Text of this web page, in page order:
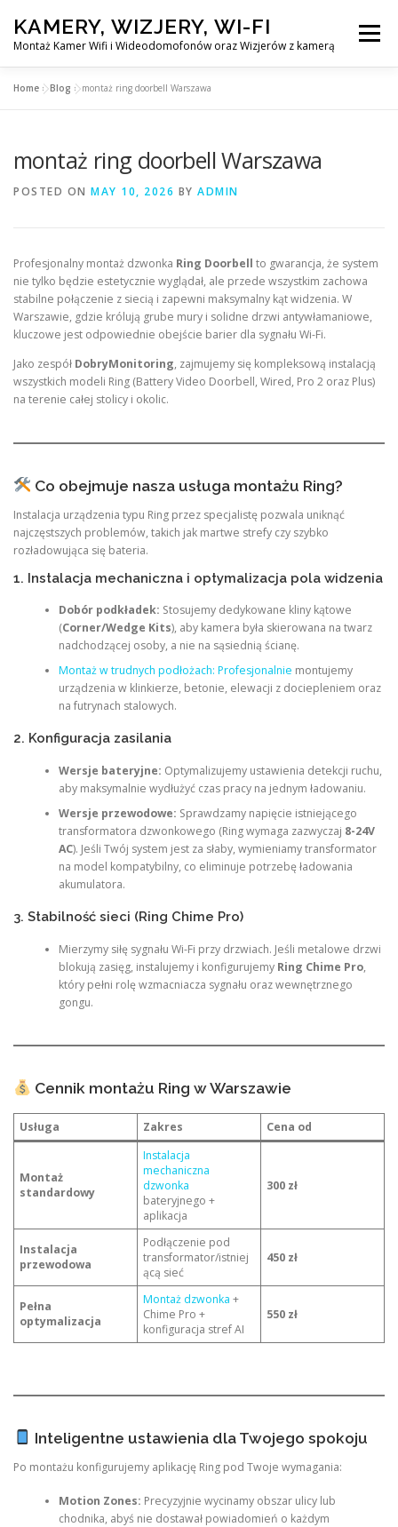
content
KAMERY, WIZJERY, WI-FI
Montaż Kamer Wifi i Wideodomofonów oraz Wizjerów z kamerą
Menu
MONTAŻ WIDEDOMOFONÓW
KONTAKT
EN
Home »Blog »montaż ring doorbell Warszawa
montaż ring doorbell Warszawa
POSTED ON MAY 10, 2026 BY ADMIN
Profesjonalny montaż dzwonka Ring Doorbell to gwarancja, że system
nie tylko będzie estetycznie wyglądał, ale przede wszystkim zachowa
stabilne połączenie z siecią i zapewni maksymalny kąt widzenia. W
Warszawie, gdzie królują grube mury i solidne drzwi antywłamaniowe,
kluczowe jest odpowiednie obejście barier dla sygnału Wi-Fi.
Jako zespół DobryMonitoring, zajmujemy się kompleksową instalacją
wszystkich modeli Ring (Battery Video Doorbell, Wired, Pro 2 oraz Plus)
na terenie całej stolicy i okolic.
Co obejmuje nasza usługa montażu Ring?
Instalacja urządzenia typu Ring przez specjalistę pozwala uniknąć
najczęstszych problemów, takich jak martwe strefy czy szybko
rozładowująca się bateria.
1. Instalacja mechaniczna i optymalizacja pola widzenia
Dobór podkładek: Stosujemy dedykowane kliny kątowe
(Corner/Wedge Kits), aby kamera była skierowana na twarz
nadchodzącej osoby, a nie na sąsiednią ścianę.
Montaż w trudnych podłożach: Profesjonalnie montujemy
urządzenia w klinkierze, betonie, elewacji z dociepleniem oraz
na futrynach stalowych.
2. Konfiguracja zasilania
Wersje bateryjne: Optymalizujemy ustawienia detekcji ruchu,
aby maksymalnie wydłużyć czas pracy na jednym ładowaniu.
Wersje przewodowe: Sprawdzamy napięcie istniejącego
transformatora dzwonkowego (Ring wymaga zazwyczaj 8-24V
AC). Jeśli Twój system jest za słaby, wymieniamy transformator
na model kompatybilny, co eliminuje potrzebę ładowania
akumulatora.
3. Stabilność sieci (Ring Chime Pro)
Mierzymy siłę sygnału Wi-Fi przy drzwiach. Jeśli metalowe drzwi
blokują zasięg, instalujemy i konfigurujemy Ring Chime Pro,
który pełni rolę wzmacniacza sygnału oraz wewnętrznego
gongu.
Cennik montażu Ring w Warszawie
Usługa Zakres Cena od
Montaż
standardowy
Instalacja
mechaniczna
dzwonka
bateryjnego +
aplikacja
300 zł
Instalacja
przewodowa
Podłączenie pod
transformator/istniej
ącą sieć
450 zł
Pełna
optymalizacja
Montaż dzwonka +
Chime Pro +
konfiguracja stref AI
550 zł
Inteligentne ustawienia dla Twojego spokoju
Po montażu konfigurujemy aplikację Ring pod Twoje wymagania:
Motion Zones: Precyzyjnie wycinamy obszar ulicy lub
chodnika, abyś nie dostawał powiadomień o każdym